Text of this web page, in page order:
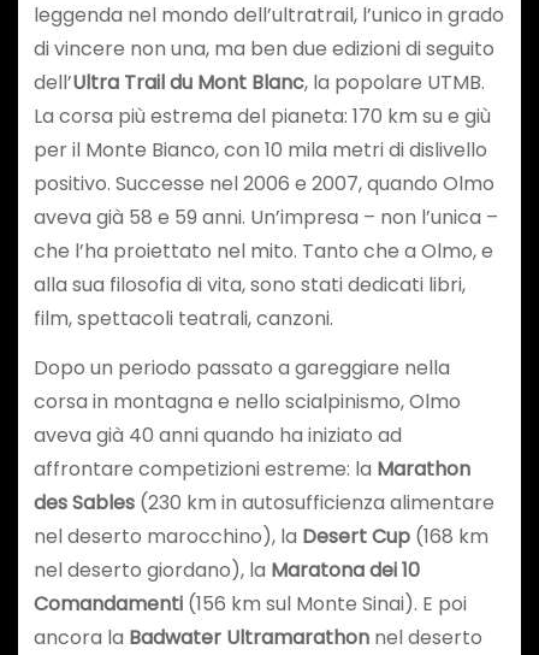
leggenda nel mondo dell’ultratrail, l’unico in grado
di vincere non una, ma ben due edizioni di seguito
dell’Ultra Trail du Mont Blanc, la popolare UTMB.
La corsa più estrema del pianeta: 170 km su e giù
per il Monte Bianco, con 10 mila metri di dislivello
positivo. Successe nel 2006 e 2007, quando Olmo
aveva già 58 e 59 anni. Un’impresa – non l’unica –
che l’ha proiettato nel mito. Tanto che a Olmo, e
alla sua filosofia di vita, sono stati dedicati libri,
film, spettacoli teatrali, canzoni.
Dopo un periodo passato a gareggiare nella
corsa in montagna e nello scialpinismo, Olmo
aveva già 40 anni quando ha iniziato ad
affrontare competizioni estreme: la Marathon
des Sables(230 km in autosufficienza alimentare
nel deserto marocchino), la Desert Cup(168 km
nel deserto giordano), la Maratona dei 10
Comandamenti(156 km sul Monte Sinai). E poi
ancora la Badwater Ultramarathonnel deserto